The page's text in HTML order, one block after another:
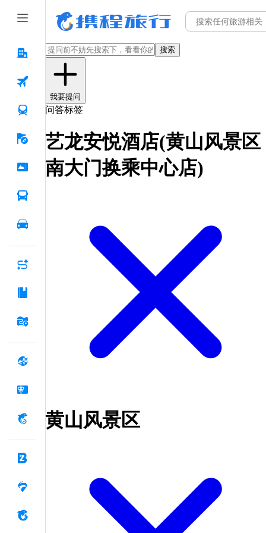
搜索
我要提问
问答标签
艺龙安悦酒店(黄山风景区
南大门换乘中心店)
黄山风景区